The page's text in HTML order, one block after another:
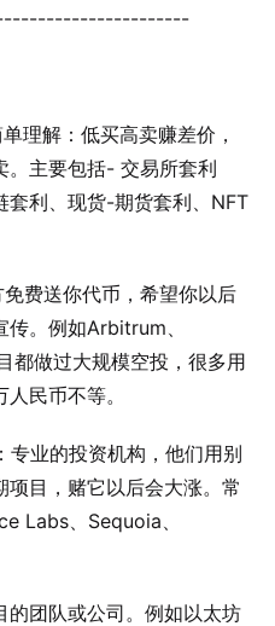
单理解：低买高卖赚差价，
。主要包括- 交易所套利
套利、现货-期货套利、NFT
免费送你代币，希望你以后
。例如Arbitrum、
做过大规模空投，很多用
民币不等。
：专业的投资机构，他们用别
项目，赌它以后会大涨。常
Labs、Sequoia、
的团队或公司。例如以太坊